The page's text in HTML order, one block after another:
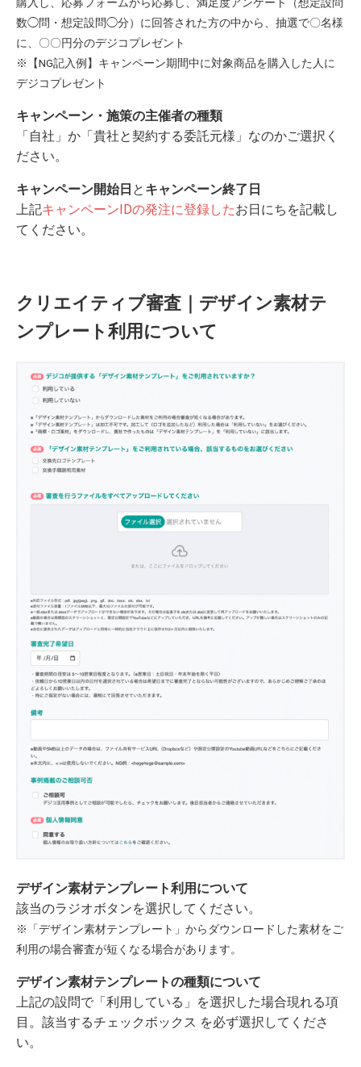
数◯問・想定設問◯分）に回答された方の中から、抽選で〇名様
に、〇〇円分のデジコプレゼント
※【NG記入例】キャンペーン期間中に対象商品を購入した人に
デジコプレゼント
キャンペーン・施策の主催者の種類
「自社」か「貴社と契約する委託元様」なのかご選択く
ださい。
キャンペーン開始日 と キャンペーン終了日
上記キャンペーンIDの発注に登録したお日にちを記載し
てください。
クリエイティブ審査｜デザイン素材テ
ンプレート利用について
デザイン素材テンプレート利用について
該当のラジオボタンを選択してください。
※「デザイン素材テンプレート」からダウンロードした素材をご
利用の場合審査が短くなる場合があります。
デザイン素材テンプレートの種類について
上記の設問で「利用している」を選択した場合現れる項
目。該当するチェックボックス を必ず選択してくださ
い。